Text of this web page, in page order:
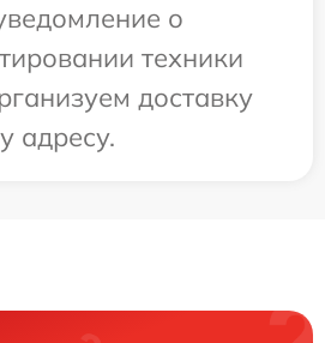
о
техники
доставку
адресу.